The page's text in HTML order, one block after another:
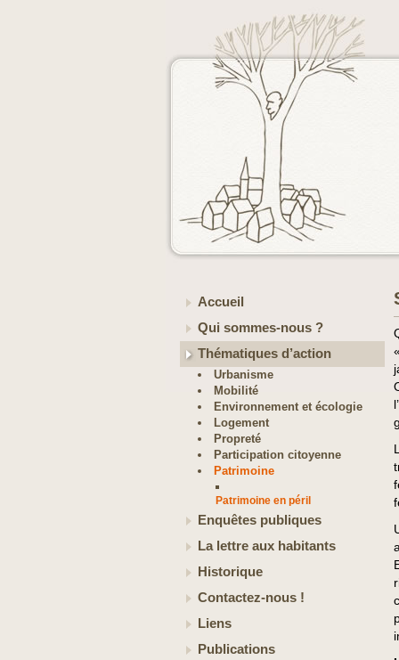
Accueil
Qui sommes-nous ?
Thématiques d’action
Urbanisme
Mobilité
Environnement et écologie
Logement
Propreté
Participation citoyenne
Patrimoine
Patrimoine en péril
Enquêtes publiques
La lettre aux habitants
Historique
Contactez-nous !
Liens
Publications